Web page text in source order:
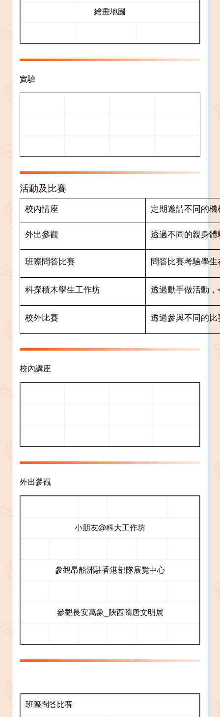
繪畫地圖
實驗
活動及比賽
校內講座 定期邀請不同的
外出參觀 透過不同的親身
班際問答比賽 問答比賽考驗學
科探積木學生工作坊 透過動手做活動
校外比賽 透過參與不同的
校內講座
外出參觀
小朋友@科大工作坊
參觀昂船洲駐香港部隊展覽中心
參觀長安萬象_陝西隋唐文明展
班際問答比賽